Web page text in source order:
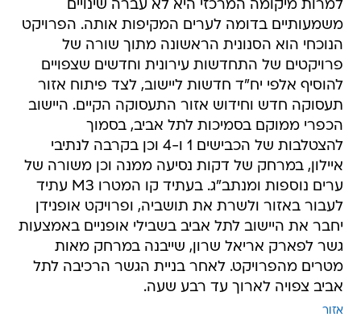
למרות מיקומה המרכזי היא לא עברה שינויים
משמעותיים בדומה לערים המקיפות אותה. הפרויקט
הנוכחי הוא הסנונית הראשונה מתוך שורה של
פרויקטים של התחדשות עירונית וחדשים שצפויים
להוסיף אלפי יח"ד חדשות ליישוב, לצד פיתוח אזור
תעסוקה חדש וחידוש אזור התעסוקה הקיים. היישוב
הכפרי ממוקם בסמיכות לתל אביב, בסמוך
להצטלבות של הכבישים 1 ו-4 וכן בקרבה לנתיבי
איילון, במרחק של דקות נסיעה ממנה וכן משורה של
ערים נוספות ומנתב"ג. בעתיד קו המטרו M3 עתיד
לעבור באזור ולשרת את תושביה, ופרויקט אופנידן
יחבר את היישוב לתל אביב בשבילי אופניים באמצעות
גשר לפארק אריאל שרון, שייבנה במרחק מאות
מטרים מהפרויקט. לאחר בניית הגשר הרכיבה לתל
אביב צפויה לארוך עד רבע שעה.
אזור